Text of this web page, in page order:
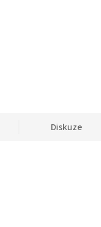
Diskuze